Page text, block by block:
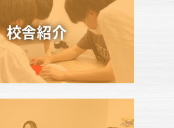
校舎紹介